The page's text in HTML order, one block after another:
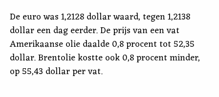
De euro was 1,2128 dollar waard, tegen 1,2138
dollar een dag eerder. De prijs van een vat
Amerikaanse olie daalde 0,8 procent tot 52,35
dollar. Brentolie kostte ook 0,8 procent minder,
op 55,43 dollar per vat.